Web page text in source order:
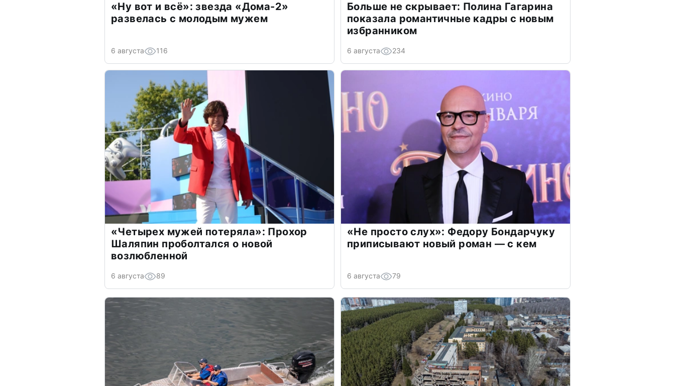
«Ну вот и всё»: звезда «Дома-2»
развелась с молодым мужем
6 августа 116
Больше не скрывает: Полина Гагарина
показала романтичные кадры с новым
избранником
6 августа 234
«Четырех мужей потеряла»: Прохор
Шаляпин проболтался о новой
возлюбленной
6 августа 89
«Не просто слух»: Федору Бондарчуку
приписывают новый роман — с кем
6 августа 79